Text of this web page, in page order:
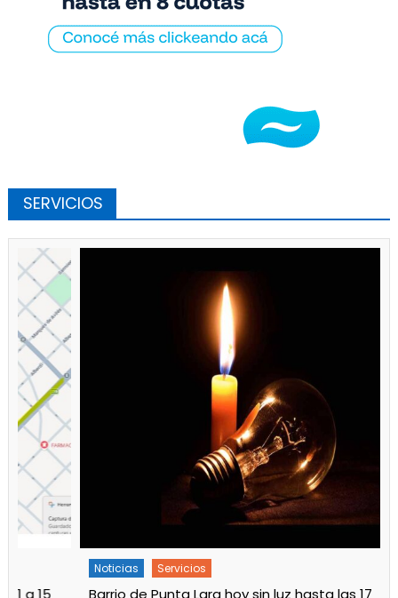
SERVICIOS
Servicios
Barrio de Punta Lara hoy sin luz hasta las 17